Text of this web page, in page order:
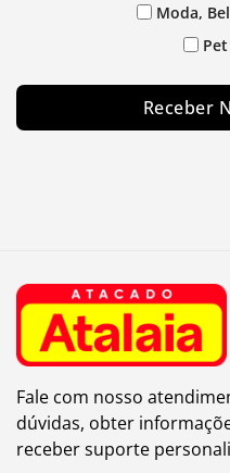
Moda,
Receber
Fale com nosso
dúvidas, obter
receber suporte